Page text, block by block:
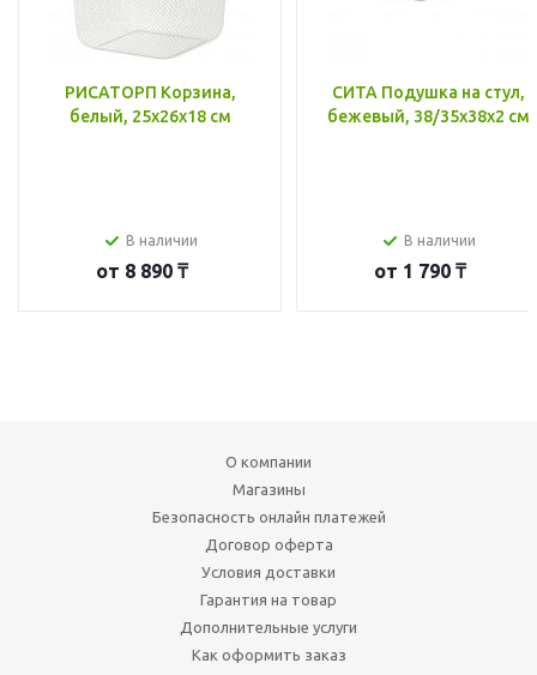
РИСАТОРП Корзина,
белый, 25x26x18 см
В наличии
от 8 890 ₸
СИТА Подушка на стул,
бежевый, 38/35x38x2 см
В наличии
от 1 790 ₸
О компании
Магазины
Безопасность онлайн платежей
Договор оферта
Условия доставки
Гарантия на товар
Дополнительные услуги
Как оформить заказ